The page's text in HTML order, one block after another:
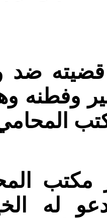
قضيته ضد
وفطنه
مكتب
له